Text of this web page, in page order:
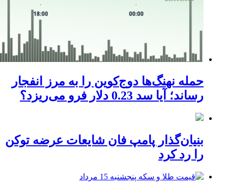
حمله نهنگ‌ها دوج‌کوین را به مرز انفجار
رساند؛ آیا سد 0.23 دلار فرو می‌ریزد؟
بنیان‌گذار پامپ فان شایعات عرضه توکن
را رد کرد